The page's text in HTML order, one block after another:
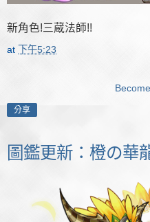
新角色!三蔵法師!!
at 下午5:23
分享
圖鑑更新：橙の華